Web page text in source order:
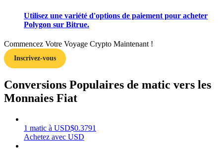
Stratégies de trading
Apprenez à rester rentable
Gagner
Utilisez une variété d'options de paiement pour acheter
Polygon sur Bitrue.
Commencez Votre Voyage Crypto Maintenant !
Inscrivez-vous
Conversions Populaires de matic vers les
Monnaies Fiat
1 matic à USD$0.3791
Achetez avec USD